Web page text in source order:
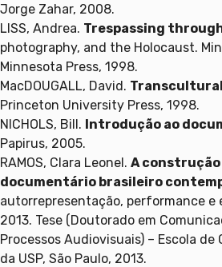
Jorge Zahar, 2008.
LISS, Andrea. Trespassing
photography, and the Holocaust.
Minnesota Press, 1998.
MacDOUGALL, David.
Princeton University Press, 1998.
NICHOLS, Bill. Introdução ao
Papirus, 2005.
RAMOS, Clara Leonel. A construção
documentário brasileiro
autorrepresentação, performance e
2013. Tese (Doutorado em
Processos Audiovisuais) – Escola
da USP, São Paulo, 2013.